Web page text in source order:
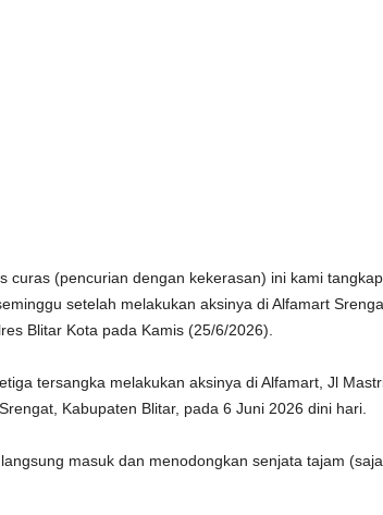
curas (pencurian dengan kekerasan) ini kami
setelah melakukan aksinya di Alfamart
Blitar Kota pada Kamis (25/6/2026).
tersangka melakukan aksinya di Alfamart, Jl
Kabupaten Blitar, pada 6 Juni 2026 dini hari.
masuk dan menodongkan senjata tajam